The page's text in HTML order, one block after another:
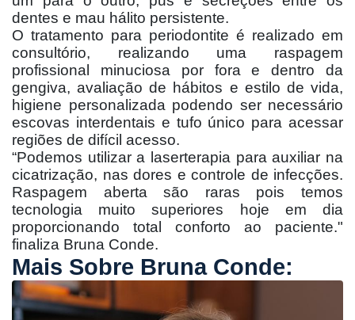
dentes e mau hálito persistente.
O tratamento para periodontite é realizado em
consultório, realizando uma raspagem
profissional minuciosa por fora e dentro da
gengiva, avaliação de hábitos e estilo de vida,
higiene personalizada podendo ser necessário
escovas interdentais e tufo único para acessar
regiões de difícil acesso.
“Podemos utilizar a laserterapia para auxiliar na
cicatrização, nas dores e controle de infecções.
Raspagem aberta são raras pois temos
tecnologia muito superiores hoje em dia
proporcionando total conforto ao paciente."
finaliza Bruna Conde.
Mais Sobre Bruna Conde: